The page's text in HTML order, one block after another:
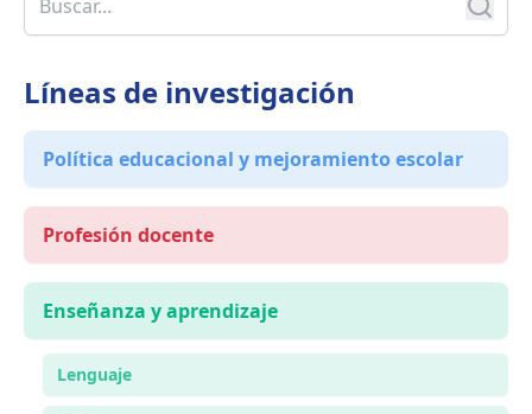
Líneas de investigación
Política educacional y mejoramiento escolar
Profesión docente
Enseñanza y aprendizaje
Lenguaje